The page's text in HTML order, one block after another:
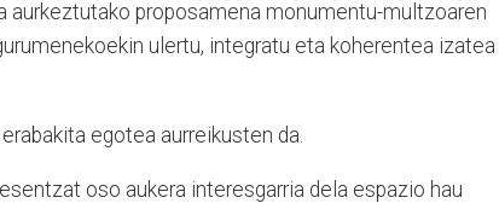
aurkeztutako proposamena monumentu-multzoaren
ulertu, integratu eta koherentea izatea
egotea aurreikusten da.
oso aukera interesgarria dela espazio hau